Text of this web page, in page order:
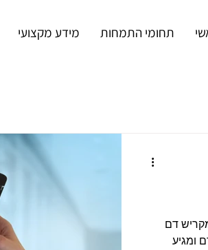
תחומי התמחות מידע מקצועי
דם
ומגיע